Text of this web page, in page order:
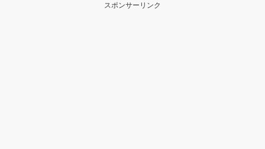
スポンサーリンク